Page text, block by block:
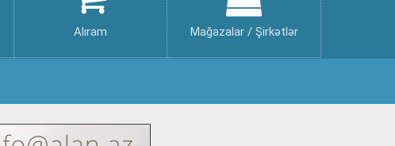
Alıram Mağazalar / Şirkətlər